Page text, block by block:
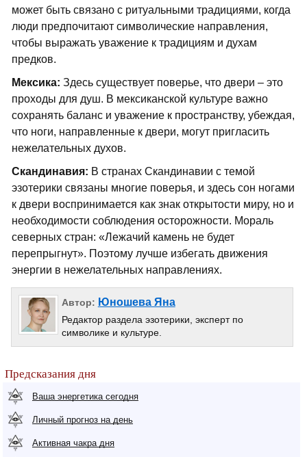
может быть связано с ритуальными традициями, когда
люди предпочитают символические направления,
чтобы выражать уважение к традициям и духам
предков.
Мексика: Здесь существует поверье, что двери – это
проходы для душ. В мексиканской культуре важно
сохранять баланс и уважение к пространству, убеждая,
что ноги, направленные к двери, могут пригласить
нежелательных духов.
Скандинавия: В странах Скандинавии с темой
эзотерики связаны многие поверья, и здесь сон ногами
к двери воспринимается как знак открытости миру, но и
необходимости соблюдения осторожности. Мораль
северных стран: «Лежачий камень не будет
перепрыгнут». Поэтому лучше избегать движения
энергии в нежелательных направлениях.
Автор: Юношева Яна
Редактор раздела эзотерики, эксперт по
символике и культуре.
Предсказания дня
Ваша энергетика сегодня
Личный прогноз на день
Активная чакра дня